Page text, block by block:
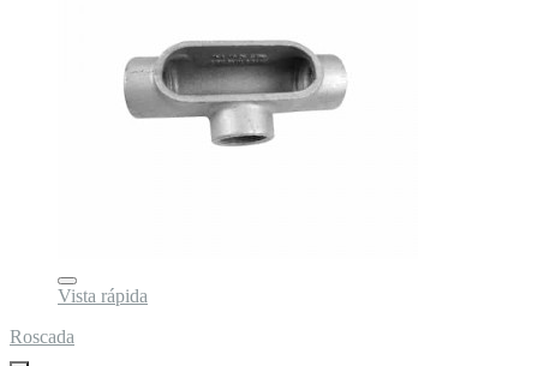
Vista rápida
Roscada